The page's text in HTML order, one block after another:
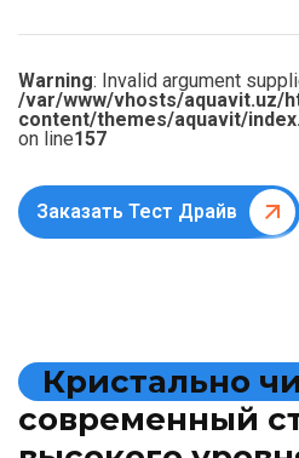
Warning: Invalid argument
/var/www/vhosts/aquavit.uz/
content/themes/aquavit/
on line157
Заказать Тест Драйв
Кристально чи
современный с